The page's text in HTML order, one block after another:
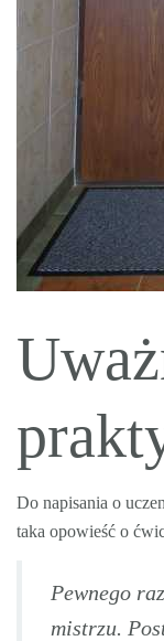
Do napisania o
taka opowieść o
Pewnego
mistrzu.